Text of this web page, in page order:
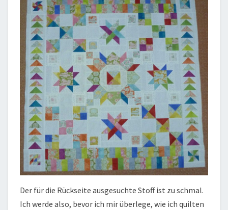
Der für die Rückseite ausgesuchte Stoff ist zu schmal.
Ich werde also, bevor ich mir überlege, wie ich quilten